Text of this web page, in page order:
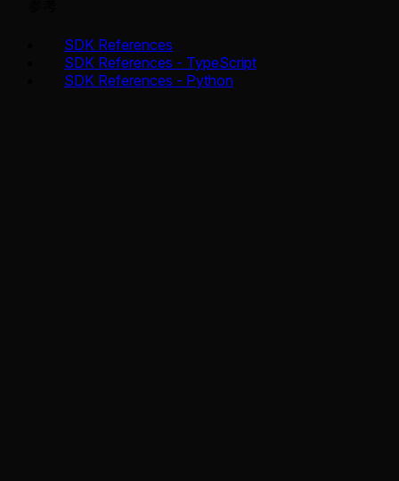
SDK References
SDK References - TypeScript
SDK References - Python